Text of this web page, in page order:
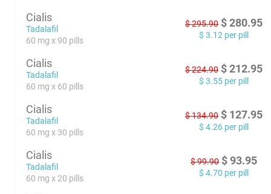
Cialis
Tadalafil
60 mg x 90 pills
$295.90 $ 280.95
$ 3.12 per pill
Cialis
Tadalafil
60 mg x 60 pills
$224.90 $ 212.95
$ 3.55 per pill
Cialis
Tadalafil
60 mg x 30 pills
$134.90 $ 127.95
$ 4.26 per pill
Cialis
Tadalafil
60 mg x 20 pills
$99.90 $ 93.95
$ 4.70 per pill